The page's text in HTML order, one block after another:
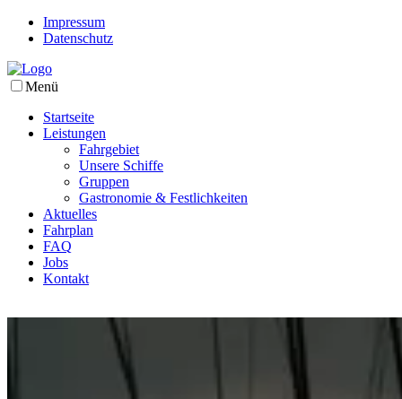
Impressum
Datenschutz
Menü
Startseite
Leistungen
Fahrgebiet
Unsere Schiffe
Gruppen
Gastronomie & Festlichkeiten
Aktuelles
Fahrplan
FAQ
Jobs
Kontakt